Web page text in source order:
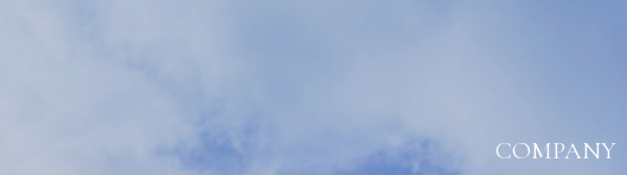
COMPANY